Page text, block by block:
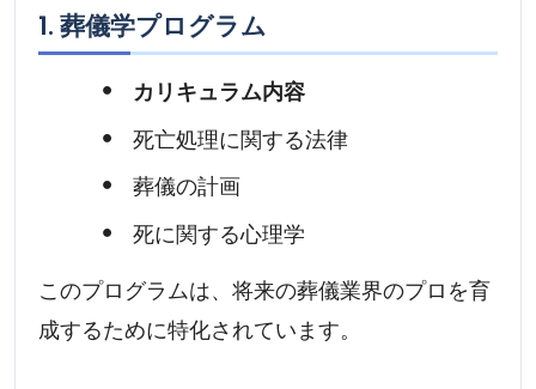
1. 葬儀学プログラム
カリキュラム内容
死亡処理に関する法律
葬儀の計画
死に関する心理学
このプログラムは、将来の葬儀業界のプロを育
成するために特化されています。